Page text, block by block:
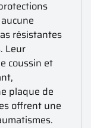
résistantes
Leur
coussin et
plaque de
offrent une